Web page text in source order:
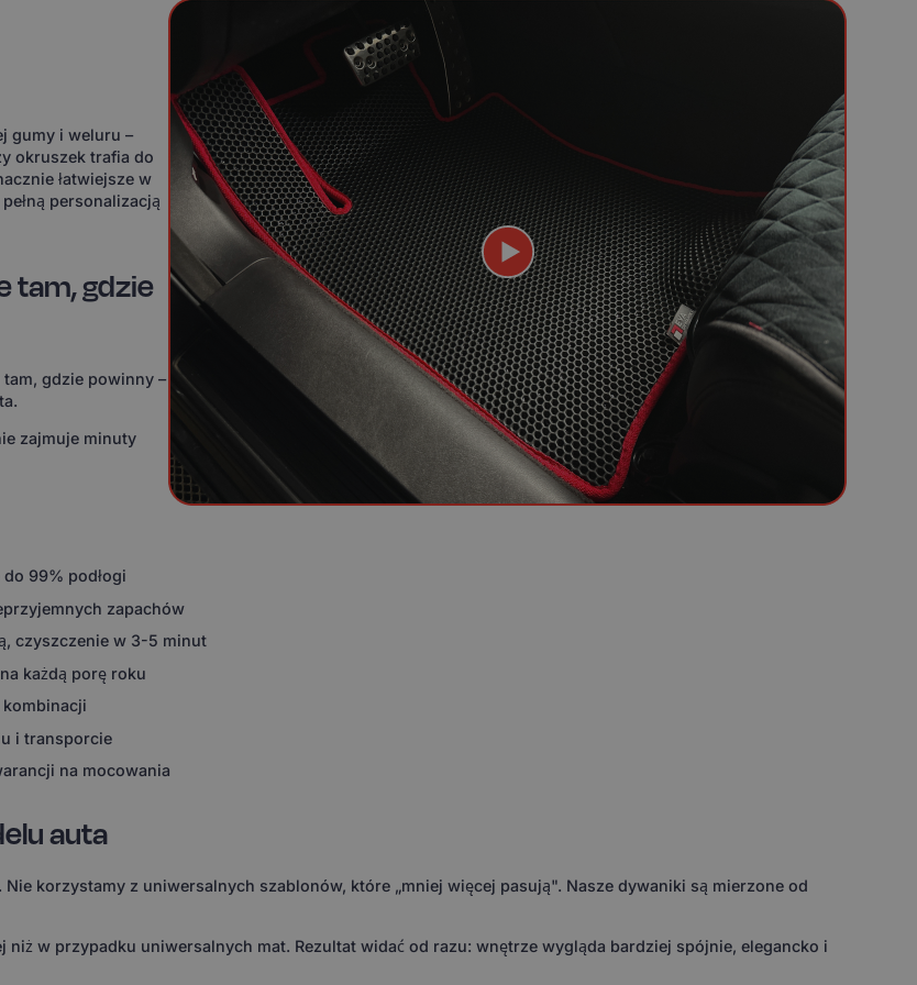
gumy i weluru –
okruszek trafia do
łatwiejsze w
personalizacją
tam, gdzie
gdzie powinny –
zajmuje minuty
99% podłogi
zapachów
czyszczenie w 3-5 minut
każdą porę roku
kombinacji
i transporcie
na mocowania
auta
korzystamy z uniwersalnych szablonów, które „mniej więcej pasują". Nasze dywaniki są mierzone od
niż w przypadku uniwersalnych mat. Rezultat widać od razu: wnętrze wygląda bardziej spójnie, elegancko i